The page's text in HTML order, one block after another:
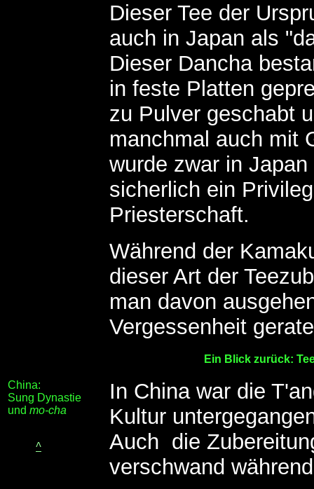
Dieser Tee der
auch in Japan als
Dieser Dancha
in feste Platten
zu Pulver geschabt
manchmal auch mit
wurde zwar in
sicherlich ein
Priesterschaft.
Während der
dieser Art der
man davon
Vergessenheit
Ein Blick zurück:
China:
Sung Dynastie
und mo-cha
^
In China war die
Kultur
Auch die
verschwand